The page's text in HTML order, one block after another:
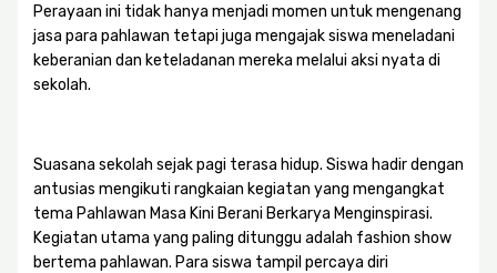
Perayaan ini tidak hanya menjadi momen untuk mengenang
jasa para pahlawan tetapi juga mengajak siswa meneladani
keberanian dan keteladanan mereka melalui aksi nyata di
sekolah.
Suasana sekolah sejak pagi terasa hidup. Siswa hadir dengan
antusias mengikuti rangkaian kegiatan yang mengangkat
tema Pahlawan Masa Kini Berani Berkarya Menginspirasi.
Kegiatan utama yang paling ditunggu adalah fashion show
bertema pahlawan. Para siswa tampil percaya diri